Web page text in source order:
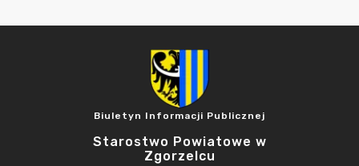
Biuletyn Informacji Publicznej
Starostwo Powiatowe w
Zgorzelcu